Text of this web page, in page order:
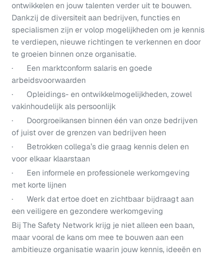
ontwikkelen en jouw talenten verder uit te bouwen.
Dankzij de diversiteit aan bedrijven, functies en
specialismen zijn er volop mogelijkheden om je kennis
te verdiepen, nieuwe richtingen te verkennen en door
te groeien binnen onze organisatie.
· Een marktconform salaris en goede
arbeidsvoorwaarden
· Opleidings- en ontwikkelmogelijkheden, zowel
vakinhoudelijk als persoonlijk
· Doorgroeikansen binnen één van onze bedrijven
of juist over de grenzen van bedrijven heen
· Betrokken collega’s die graag kennis delen en
voor elkaar klaarstaan
· Een informele en professionele werkomgeving
met korte lijnen
· Werk dat ertoe doet en zichtbaar bijdraagt aan
een veiligere en gezondere werkomgeving
Bij The Safety Network krijg je niet alleen een baan,
maar vooral de kans om mee te bouwen aan een
ambitieuze organisatie waarin jouw kennis, ideeën en